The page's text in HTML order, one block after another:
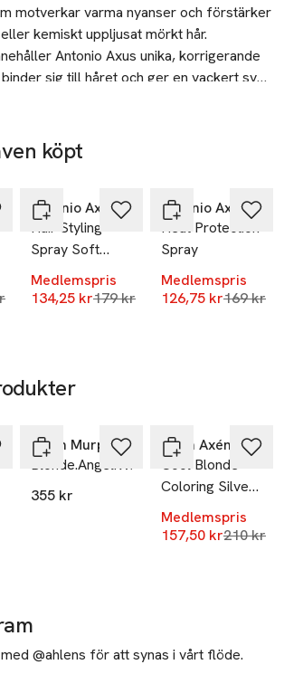
motverkar varma nyanser och förstärker
kemiskt uppljusat mörkt hår.
Antonio Axus unika, korrigerande
sig till håret och ger en vackert sval,
Produkten används med fördel
Axu Silver Conditioner. Hårtyp: Alla
färgat och keratinbehandlat hår.
UTAN SULFATER. PRODUCERAD I
119
köpt
pris 30 dagar
-25%
Antonio Axu
Hair Styling
Spray Soft
Hold
Medlemspris
134,25 krLägsta pris 30 dagar
179 kr
Antonio Axu
Heat Protection
Spray
Medlemspris
126,75 krLägsta
169 kr
30 dagar
Kevin Murphy
Blonde.Angel.Wash
355 kr
Björn Axén
Cool Blonde
Coloring Silver
Shampoo
Medlemspris
157,50 krLägsta
210 kr
@ahlens för att synas i vårt flöde.